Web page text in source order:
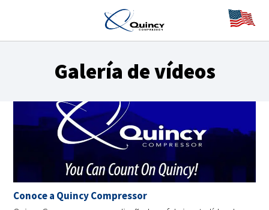
Galería de vídeos
Conoce a Quincy Compressor